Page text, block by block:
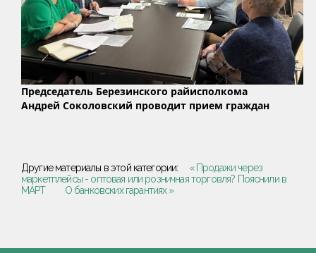
Председатель Березинского райисполкома
Андрей Соколовский проводит прием граждан
Другие материалы в этой категории:
« Продажи через
маркетплейсы - оптовая или розничная торговля? Пояснили в
МАРТ
О банковских гарантиях »